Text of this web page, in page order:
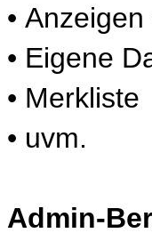
•
• Eigene
• Merkliste
• uvm.
Admin-